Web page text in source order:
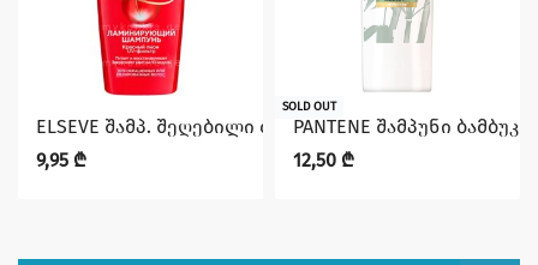
ELSEVE შამპ. შეღებილი თმის 250 მლ.
9,95 ₾
SOLD OUT
PANTENE შამპუნი ბამბუკი
12,50 ₾